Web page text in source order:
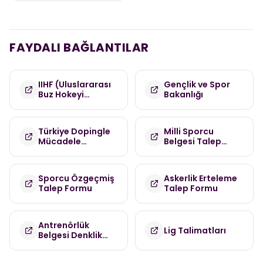
FAYDALI BAĞLANTILAR
IIHF (Uluslararası
Buz Hokeyi
Gençlik ve Spor
Bakanlığı
Türkiye Dopingle
Mücadele
(TDMK)
Milli Sporcu
Belgesi Talep
Sporcu Özgeçmiş
Talep Formu
Askerlik Erteleme
Talep Formu
Antrenörlük
Belgesi Denklik
Lig Talimatları